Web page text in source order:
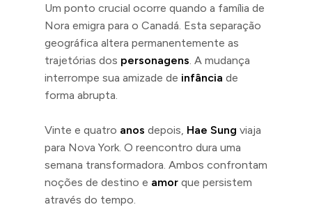
Um ponto crucial ocorre quando a família de
Nora emigra para o Canadá. Esta separação
geográfica altera permanentemente as
trajetórias dos personagens. A mudança
interrompe sua amizade de infância de
forma abrupta.
Vinte e quatro anos depois, Hae Sung viaja
para Nova York. O reencontro dura uma
semana transformadora. Ambos confrontam
noções de destino e amor que persistem
através do tempo.